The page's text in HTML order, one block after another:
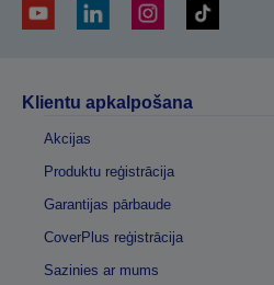
Klientu apkalpošana
Akcijas
Produktu reģistrācija
Garantijas pārbaude
CoverPlus reģistrācija
Sazinies ar mums